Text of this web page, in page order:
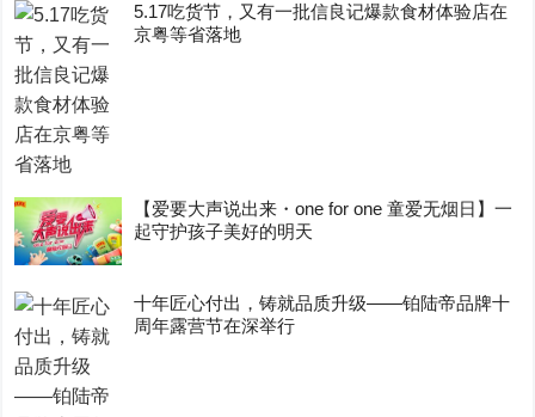
5.17吃货节，又有一批信良记爆款食材体验店在
京粤等省落地
【爱要大声说出来・one for one 童爱无烟日】一
起守护孩子美好的明天
十年匠心付出，铸就品质升级——铂陆帝品牌十
周年露营节在深举行